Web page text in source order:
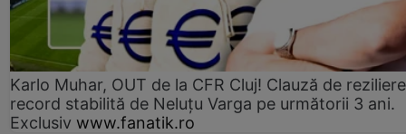
Karlo Muhar, OUT de la CFR Cluj! Clauză de reziliere
record stabilită de Neluțu Varga pe următorii 3 ani.
Exclusiv www.fanatik.ro